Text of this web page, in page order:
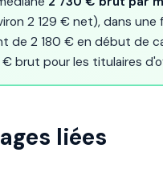
2 129 € net), dans
de 2 180 € en début de
€ brut pour les titulaires
liées